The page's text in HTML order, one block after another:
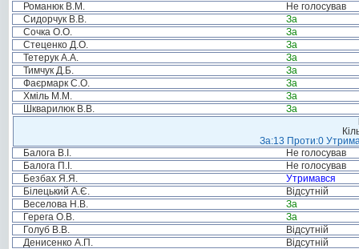
Романюк В.М.
Не голосував
Сидорчук В.В.
За
Сочка О.О.
За
Стеценко Д.О.
За
Тетерук А.А.
За
Тимчук Д.Б.
За
Фаєрмарк С.О.
За
Хміль М.М.
За
Шкварилюк В.В.
За
За:13 Проти:0
Балога В.І.
Не голосував
Балога П.І.
Не голосував
Безбах Я.Я.
Утримався
Білецький А.Є.
Відсутній
Веселова Н.В.
За
Герега О.В.
За
Голуб В.В.
Відсутній
Денисенко А.П.
Відсутній